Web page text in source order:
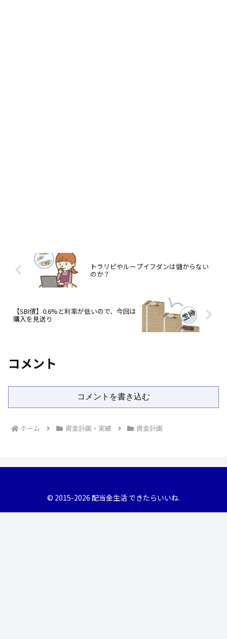
トラリピやループイフダンは儲からない
のか？
【SBI債】0.6%と利率が低いので、今回は
購入を見送り
コメント
コメントを書き込む
ホーム 資金計画・実績 資金計画
© 2015-2026 配当金生活 できたらいいね.